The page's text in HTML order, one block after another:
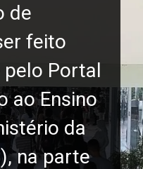
de
feito
Portal
ao Ensino
da
na parte